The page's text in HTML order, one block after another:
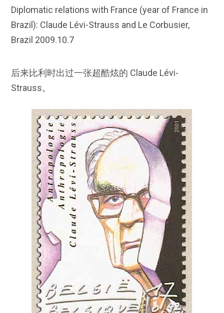
Diplomatic relations with France (year of France in
Brazil): Claude Lévi-Strauss and Le Corbusier,
Brazil 2009.10.7
后来比利时出过一张超酷炫的 Claude Lévi-
Strauss。